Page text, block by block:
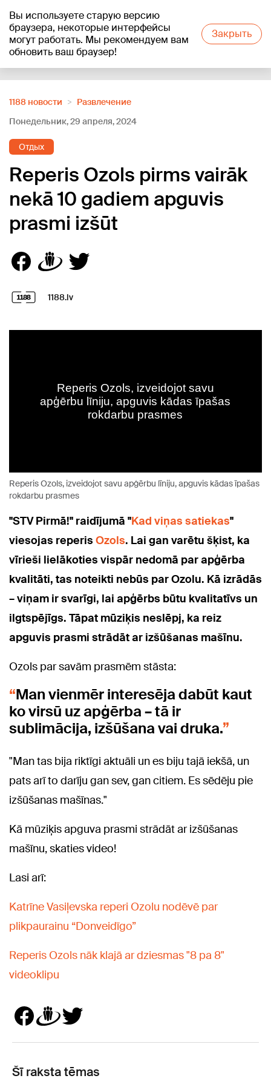
Вы используете старую версию
браузера, некоторые интерфейсы
могут работать. Мы рекомендуем вам
обновить ваш браузер!
Закрыть
+15°C
1188 новости
Развлечение
Понедельник, 29 апреля, 2024
Отдых
Reperis Ozols pirms vairāk
nekā 10 gadiem apguvis
prasmi izšūt
1188.lv
Reperis Ozols, izveidojot savu apģērbu līniju, apguvis kādas īpašas
rokdarbu prasmes
"STV Pirmā!" raidījumā "Kad viņas satiekas"
viesojas reperis Ozols. Lai gan varētu šķist, ka
vīrieši lielākoties vispār nedomā par apģērba
kvalitāti, tas noteikti nebūs par Ozolu. Kā izrādās
– viņam ir svarīgi, lai apģērbs būtu kvalitatīvs un
ilgtspējīgs. Tāpat mūziķis neslēpj, ka reiz
apguvis prasmi strādāt ar izšūšanas mašīnu.
Ozols par savām prasmēm stāsta:
Man vienmēr interesēja dabūt kaut
ko virsū uz apģērba – tā ir
sublimācija, izšūšana vai druka.
"Man tas bija riktīgi aktuāli un es biju tajā iekšā, un
pats arī to darīju gan sev, gan citiem. Es sēdēju pie
izšūšanas mašīnas."
Kā mūziķis apguva prasmi strādāt ar izšūšanas
mašīnu, skaties video!
Lasi arī:
Katrīne Vasiļevska reperi Ozolu nodēvē par
plikpaurainu “Donveidīgo”
Reperis Ozols nāk klajā ar dziesmas "8 pa 8"
videoklipu
Šī raksta tēmas